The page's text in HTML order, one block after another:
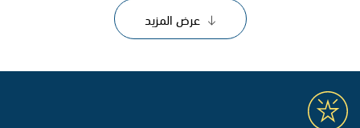
عرض المزيد